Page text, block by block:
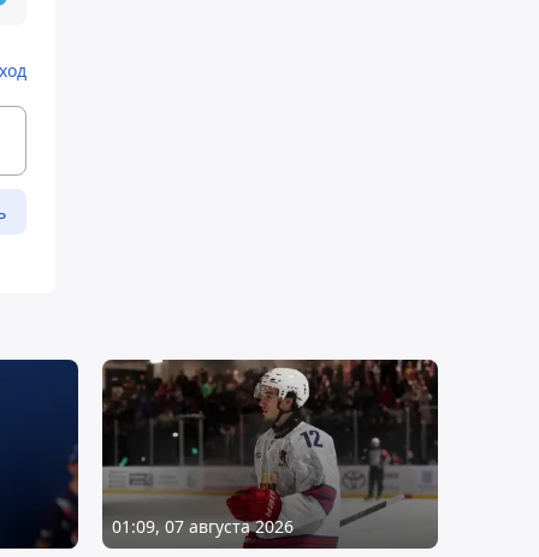
01:09, 07 августа 2026